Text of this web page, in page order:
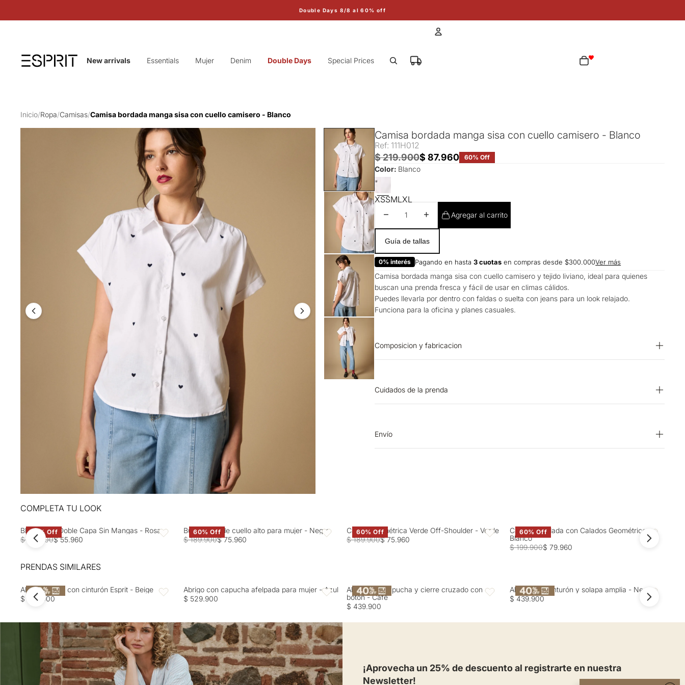
Double Days 8/8 al 60% off
New arrivals Essentials Mujer Denim Double Days Special Prices
Total de artículos en el carrito: 0
Inicio/Ropa/Camisas/Camisa bordada manga sisa con cuello camisero - Blanco
Camisa bordada manga sisa con cuello camisero - Blanco
Ref: 111H012
$ 219.900$ 87.960 60% Off
Color: Blanco
XSSMLXL
Disminuir cantidadAumentar cantidad
Agregar al carrito
Guía de tallas
0% interés Pagando en hasta3 cuotas en compras desde $300.000Ver más
Camisa bordada manga sisa con cuello camisero y tejido liviano, ideal para quienes
buscan una prenda fresca y fácil de usar en climas cálidos.
Puedes llevarla por dentro con faldas o suelta con jeans para un look relajado.
Funciona para la oficina y planes casuales.
Composicion y fabricacion
Cuidados de la prenda
la base de 110 ºC, sin vapor. Planchar con vapor puede causar daño irreversible.
Envío
COMPLETA TU LOOK
60% Off Favoritos
Blusa Rosa Doble Capa Sin Mangas - Rosa
$ 139.900$ 55.960
60% Off Favoritos
Buzo tejido de cuello alto para mujer - Negro
$ 189.900$ 75.960
60% Off Favoritos
Camisa Asimétrica Verde Off-Shoulder - Verde
$ 189.900$ 75.960
60% Off Favoritos
Camisa Bordada con Calados Geométricos -
Blanco
$ 199.900$ 79.960
PRENDAS SIMILARES
Favoritos
Abrigo ceñido con cinturón Esprit - Beige
$ 499.900
Favoritos
Abrigo con capucha afelpada para mujer - Azul
$ 529.900
Favoritos
Abrigo con capucha y cierre cruzado con
botón - Café
$ 439.900
Favoritos
Abrigo con cinturón y solapa amplia - Negro
$ 439.900
¡Aprovecha un 25% de descuento al registrarte en nuestra
Newsletter!